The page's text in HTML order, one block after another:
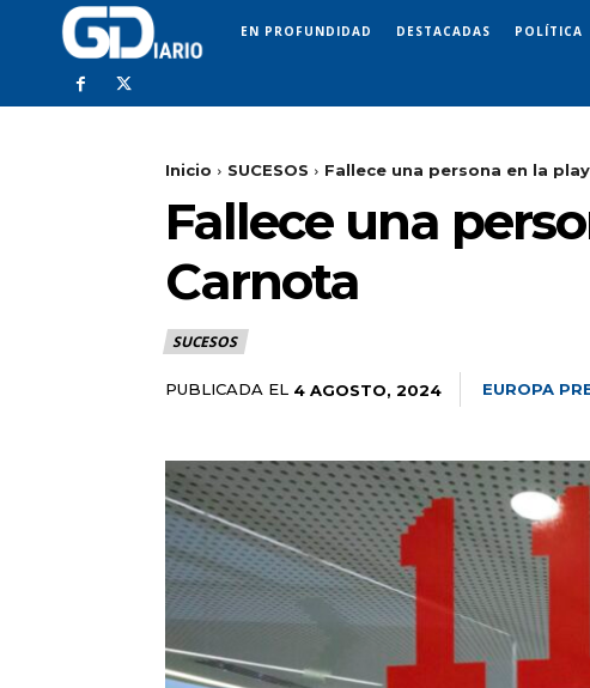
EN PROFUNDIDAD DESTACADAS POLÍTICA
Inicio SUCESOS Fallece una persona en la
Fallece una
Carnota
SUCESOS
PUBLICADA EL 4 AGOSTO, 2024 EUROPA